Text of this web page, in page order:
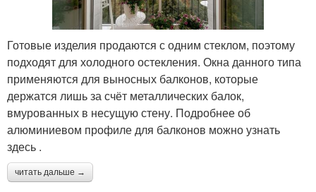
Готовые изделия продаются с одним стеклом, поэтому
подходят для холодного остекления. Окна данного типа
применяются для выносных балконов, которые
держатся лишь за счёт металлических балок,
вмурованных в несущую стену. Подробнее об
алюминиевом профиле для балконов можно узнать
здесь .
читать дальше →